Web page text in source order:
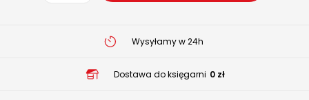
Wysyłamy w 24h
Dostawa do księgarni 0 zł